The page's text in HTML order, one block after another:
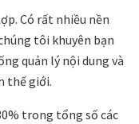
Có rất nhiều nền
tôi khuyên bạn
quản lý nội dung và
thế giới.
trong tổng số các